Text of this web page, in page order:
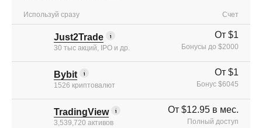
Используй сразу Счет
Just2Trade
30 тыс акций, IPO и др.
От $1
Бонусы до $2000
Bybit
1526 криптовалют
От $1
Бонус $6045
TradingView
3,539,720 активов
От $12.95 в мес.
Полный доступ